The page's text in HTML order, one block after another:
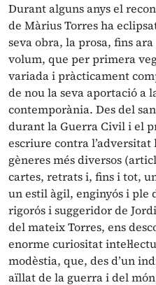
Durant alguns anys el
de Màrius Torres ha
seva obra, la prosa, fins
volum, que per primera
variada i pràcticament
de nou la seva aportació a
contemporània. Des del
durant la Guerra Civil i el
escriure contra
gèneres més diversos
cartes, retrats i, fins i tot,
un estil àgil, enginyós i ple
rigorós i suggeridor de
del mateix Torres, ens
enorme curiositat
modèstia, que, des d’un
aïllat de la guerra i del